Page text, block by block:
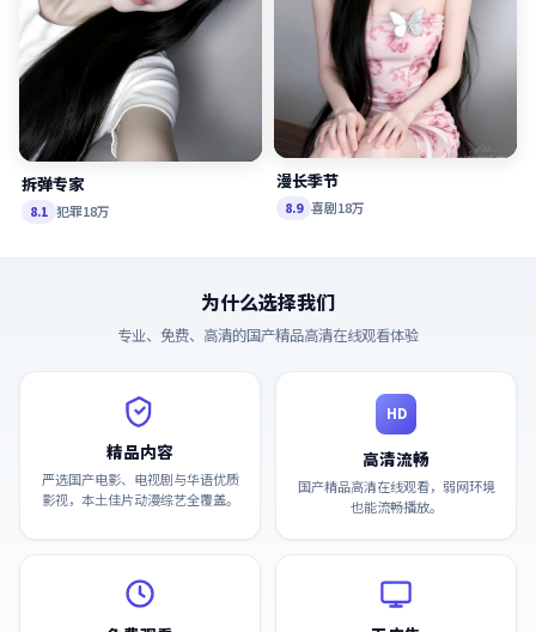
拆弹专家
8.1 犯罪18万
漫长季节
8.9 喜剧18万
为什么选择我们
专业、免费、高清的国产精品高清在线观看体验
精品内容
严选国产电影、电视剧与华语优质
影视，本土佳片动漫综艺全覆盖。
HD
高清流畅
国产精品高清在线观看，弱网环境
也能流畅播放。